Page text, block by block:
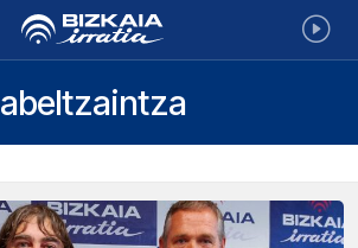
abeltzaintza